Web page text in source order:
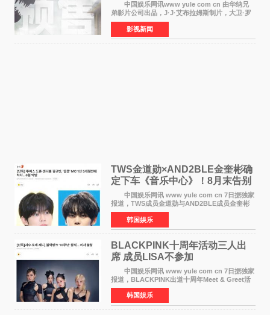
中国娱乐网讯www yule com cn 由华纳兄
弟影片公司出品，J·J·艾布拉姆斯制片，大卫·罗
伯特·米切尔执导，好莱坞巨星安妮·海瑟薇和伊万
·麦克格雷格领衔主演的2026暑期惊悚冒险大片
《逃出绝
影视新闻
TWS金道勋×AND2BLE金奎彬确
定下车《音乐中心》！8月末告别
MC席位
中国娱乐网讯 www yule com cn 7日据独家
报道，TWS成员金道勋与AND2BLE成员金奎彬
将于8月离开《音乐中心》MC的位置。 金道
勋与金奎彬于去年3月与H2H A-NA一起被选为
《音乐中心》MC，约1
韩国娱乐
BLACKPINK十周年活动三人出
席 成员LISA不参加
中国娱乐网讯 www yule com cn 7日据独家
报道，BLACKPINK出道十周年Meet & Greet活
动将由智秀、ROS&Eacute;、JENNIE出席，
LISA将缺席。 此前BLACKPINK所属社YG并
未为组合出道十周年做
韩国娱乐